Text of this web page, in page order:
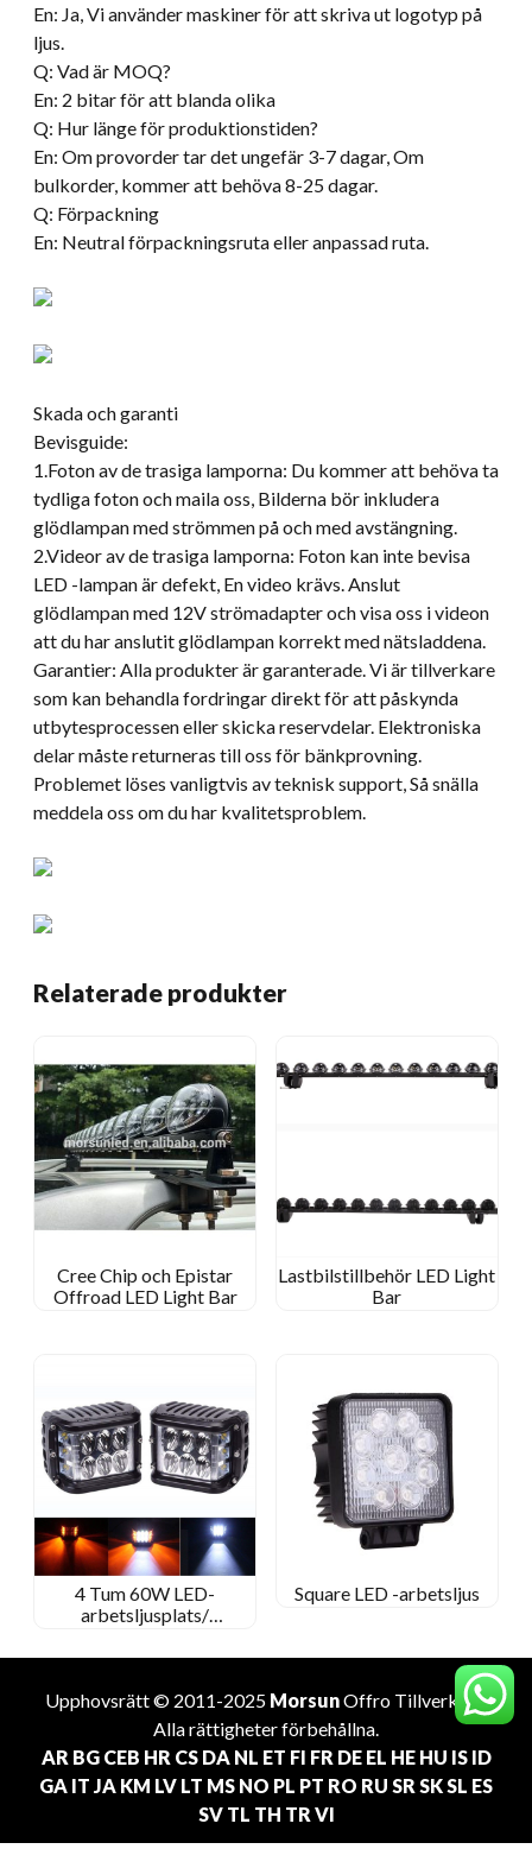
En: Ja, Vi använder maskiner för att skriva ut logotyp på
ljus.
Q: Vad är MOQ?
En: 2 bitar för att blanda olika
Q: Hur länge för produktionstiden?
En: Om provorder tar det ungefär 3-7 dagar, Om
bulkorder, kommer att behöva 8-25 dagar.
Q: Förpackning
En: Neutral förpackningsruta eller anpassad ruta.
Skada och garanti
Bevisguide:
1.Foton av de trasiga lamporna: Du kommer att behöva ta
tydliga foton och maila oss, Bilderna bör inkludera
glödlampan med strömmen på och med avstängning.
2.Videor av de trasiga lamporna: Foton kan inte bevisa
LED -lampan är defekt, En video krävs. Anslut
glödlampan med 12V strömadapter och visa oss i videon
att du har anslutit glödlampan korrekt med nätsladdena.
Garantier: Alla produkter är garanterade. Vi är tillverkare
som kan behandla fordringar direkt för att påskynda
utbytesprocessen eller skicka reservdelar. Elektroniska
delar måste returneras till oss för bänkprovning.
Problemet löses vanligtvis av teknisk support, Så snälla
meddela oss om du har kvalitetsproblem.
Relaterade produkter
Cree Chip och Epistar
Offroad LED Light Bar
Lastbilstillbehör LED Light
Bar
4 Tum 60W LED-
arbetsljusplats/
jeep off-road/Kenworth
Square LED -arbetsljus
Upphovsrätt © 2011-2025 MorsunOffro Tillverkare.
Alla rättigheter förbehållna.
AR BG CEB HR CS DA NL ET FI FR DE EL HE HU IS ID
GA IT JA KM LV LT MS NO PL PT RO RU SR SKSL ES
SV TL TH TR VI